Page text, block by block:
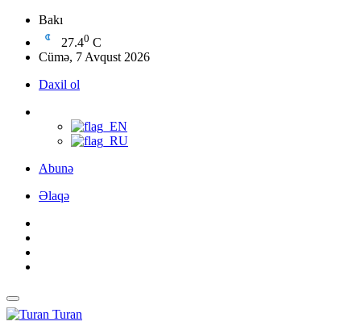
Bakı
27.40 C
Cümə, 7 Avqust 2026
Daxil ol
Abunə
Əlaqə
Turan